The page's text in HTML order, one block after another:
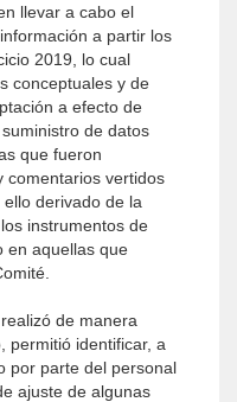
llevar a cabo el
a partir los
2019, lo cual
conceptuales y de
a efecto de
de datos
que fueron
comentarios vertidos
derivado de la
instrumentos de
en aquellas que
de manera
permitió identificar, a
por parte del personal
ajuste de algunas